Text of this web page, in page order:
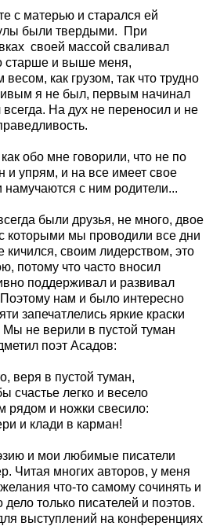
с матерью и старался ей
были твердыми.
При
своей массой сваливал
старше и выше меня,
как грузом, так что трудно
я не был, первым начинал
На дух не переносил и не
обо мне говорили, что не по
и упрям, и на все имеет свое
с ним родители...
были друзья, не много, двое
которыми мы проводили все дни
кичился, своим лидерством, это
потому что часто вносил
поддерживал и развивал
нам и было интересно
запечатлелись яркие краски
Мы не верили в пустой туман
поэт Асадов:
веря в пустой туман,
счастье легко и весело
рядом и ножки свесило:
и клади в карман!
и мои любимые писатели
Читая многих авторов, у меня
что-то самому сочинять и
дело только писателей и поэтов.
выступлений на конференциях